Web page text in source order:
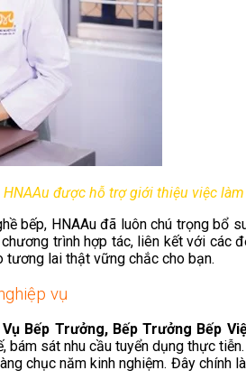
HNAAu được hỗ trợ giới thiệu việc
bếp, HNAAu đã luôn chú trọng bổ
trình hợp tác, liên kết với
tương lai thật vững chắc cho bạn.
vụ
Vụ Bếp Trưởng, Bếp Trưởng Bếp
sát nhu cầu tuyển dụng thực
chục năm kinh nghiệm. Đây chính